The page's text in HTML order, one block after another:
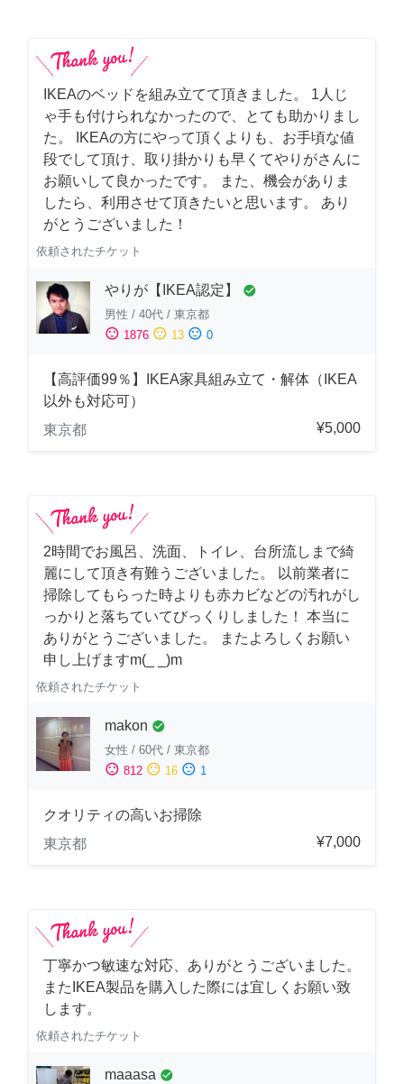
IKEAのベッドを組み立てて頂きました。 1人じ
ゃ手も付けられなかったので、とても助かりまし
た。 IKEAの方にやって頂くよりも、お手頃な値
段でして頂け、取り掛かりも早くてやりがさんに
お願いして良かったです。 また、機会がありま
したら、利用させて頂きたいと思います。 あり
がとうございました！
依頼されたチケット
やりが【IKEA認定】 check_circle
男性 / 40代 / 東京都
sentiment_satisfied 1876 sentiment_neutral 13 sentiment_dissatisfied 0
【高評価99％】IKEA家具組み立て・解体（IKEA
以外も対応可）
東京都
¥5,000
2時間でお風呂、洗面、トイレ、台所流しまで綺
麗にして頂き有難うございました。 以前業者に
掃除してもらった時よりも赤カビなどの汚れがし
っかりと落ちていてびっくりしました！ 本当に
ありがとうございました。 またよろしくお願い
申し上げますm(_ _)m
依頼されたチケット
makon check_circle
女性 / 60代 / 東京都
sentiment_satisfied 812 sentiment_neutral 16 sentiment_dissatisfied 1
クオリティの高いお掃除
東京都
¥7,000
丁寧かつ敏速な対応、ありがとうございました。
またIKEA製品を購入した際には宜しくお願い致
します。
依頼されたチケット
maaasa check_circle